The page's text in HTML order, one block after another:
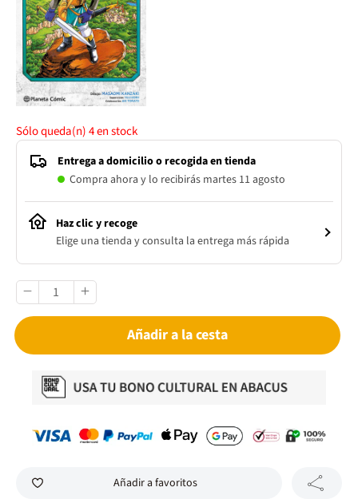
Sólo queda(n)4en stock
Entrega a domicilio o recogida en tienda
Compra ahora y lo recibirás martes 11 agosto
Haz clic y recoge
Elige una tienda y consulta la entrega más rápida
Añadir a la cesta
Añadir a favoritos